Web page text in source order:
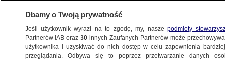
Dbamy o Twoją prywatność
Jeśli użytkownik wyrazi na to zgodę, my, naszepodmioty
Partnerów IAB oraz30 innych Zaufanych Partnerów może
użytkownika i uzyskiwać do nich dostęp w celu zapewnienia
przeglądania. Odbywa się to poprzez przetwarzanie danych